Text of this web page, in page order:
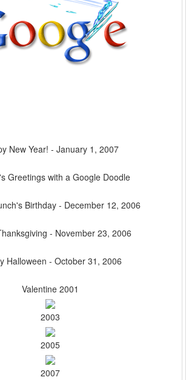
New Year! - January 1, 2007
Greetings with a Google Doodle
Birthday - December 12, 2006
- November 23, 2006
Halloween - October 31, 2006
Valentine 2001
2003
2005
2007